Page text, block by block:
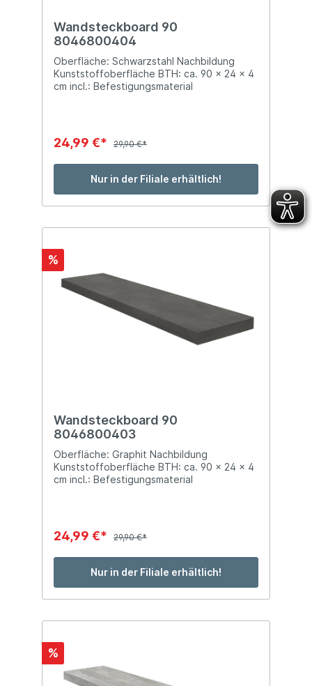
Wandsteckboard 90
8046800404
Oberfläche: Schwarzstahl Nachbildung
Kunststoffoberfläche BTH: ca. 90 x 24 x 4
cm incl.: Befestigungsmaterial
24,99 €* 29,90 €*
Nur in der Filiale erhältlich!
%
Wandsteckboard 90
8046800403
Oberfläche: Graphit Nachbildung
Kunststoffoberfläche BTH: ca. 90 x 24 x 4
cm incl.: Befestigungsmaterial
24,99 €* 29,90 €*
Nur in der Filiale erhältlich!
%